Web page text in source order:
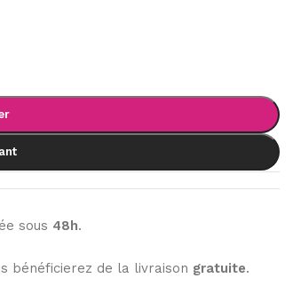
sous 48h.
bénéficierez de la livraison gratuite.